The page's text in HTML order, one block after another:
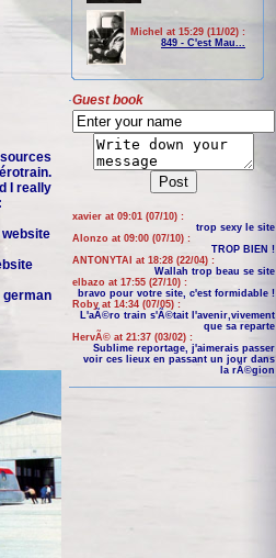
I really
website
Michel at 15:29 (11/02) :
849 - C'est Mau...
Guest book
xavier at 09:01 (07/10) :
trop sexy le site
Alonzo at 09:00 (07/10) :
TROP BIEN !
ANTONYTAI at 18:28 (22/04) :
Wallah trop beau se site
elbazo at 17:55 (27/10) :
bravo pour votre site, c'est formidable !
Roby at 14:34 (07/05) :
L'aÃ©ro train s'Ã©tait l'avenir,vivement
que sa reparte
HervÃ© at 21:37 (03/02) :
Sublime reportage, j'aimerais passer
voir ces lieux en passant un jour dans
la rÃ©gion